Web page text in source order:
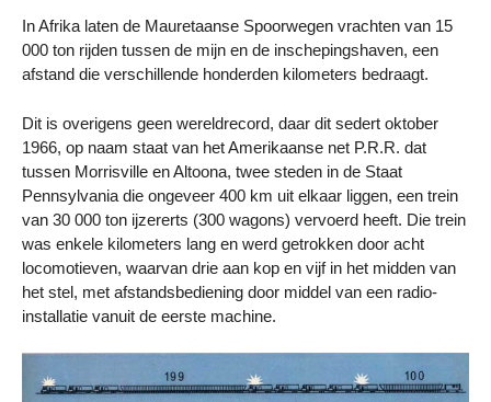
In Afrika laten de Mauretaanse Spoorwegen vrachten van 15
000 ton rijden tussen de mijn en de inschepingshaven, een
afstand die verschillende honderden kilometers bedraagt.
Dit is overigens geen wereldrecord, daar dit sedert oktober
1966, op naam staat van het Amerikaanse net P.R.R. dat
tussen Morrisville en Altoona, twee steden in de Staat
Pennsylvania die ongeveer 400 km uit elkaar liggen, een trein
van 30 000 ton ijzererts (300 wagons) vervoerd heeft. Die trein
was enkele kilometers lang en werd getrokken door acht
locomotieven, waarvan drie aan kop en vijf in het midden van
het stel, met afstandsbediening door middel van een radio-
installatie vanuit de eerste machine.